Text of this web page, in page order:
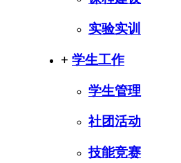
实验实训
+ 学生工作
学生管理
社团活动
技能竞赛